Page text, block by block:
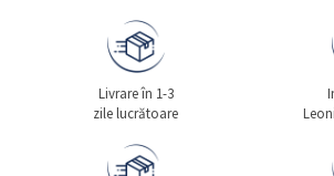
Livrare în 1-3
zile lucrătoare